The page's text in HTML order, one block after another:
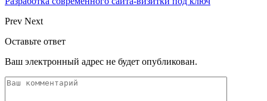
Prev Next
Оставьте ответ
Ваш электронный адрес не будет опубликован.